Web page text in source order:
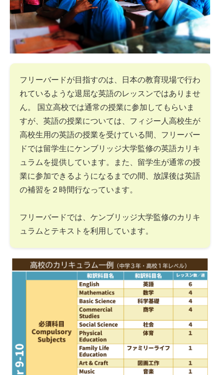
フリーバードが目指すのは、日本の教育現場で行わ
れているような退屈な英語のレッスンではありませ
ん。 国立高校では通常の授業に参加してもらいま
すが、英語の授業については、フィジー人高校生が
高校生用の英語の授業を受けている間、フリーバー
ドでは留学生にケンブリッジ大学監修の英語カリキ
ュラムを提供しています。また、留学生が通常の授
業に参加できるようになるまでの間、放課後は英語
の補習を２時間行なっています。
フリーバードでは、ケンブリッジ大学監修のカリキ
ュラムとテキストを利用しています。